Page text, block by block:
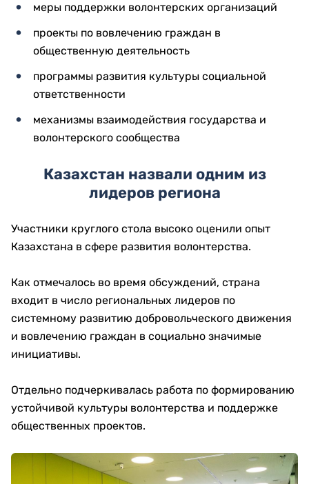
меры поддержки волонтерских организаций
проекты по вовлечению граждан в
общественную деятельность
программы развития культуры социальной
ответственности
механизмы взаимодействия государства и
волонтерского сообщества
Казахстан назвали одним из
лидеров региона
Участники круглого стола высоко оценили опыт
Казахстана в сфере развития волонтерства.
Как отмечалось во время обсуждений, страна
входит в число региональных лидеров по
системному развитию добровольческого движения
и вовлечению граждан в социально значимые
инициативы.
Отдельно подчеркивалась работа по формированию
устойчивой культуры волонтерства и поддержке
общественных проектов.